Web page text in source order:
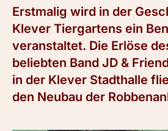
Erstmalig wird in der
Klever Tiergartens ein
veranstaltet. Die Erlöse
beliebten Band JD &
in der Klever Stadthalle
den Neubau der